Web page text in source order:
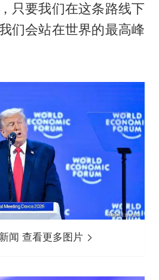
只要我们在这条路线下
们会站在世界的最高峰
闻 查看更多图片